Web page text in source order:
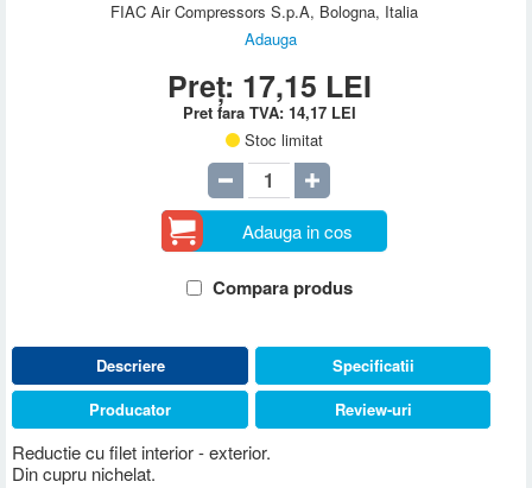
FIAC Air Compressors S.p.A, Bologna, Italia
Adauga
Preț: 17,15 LEI
Pret fara TVA: 14,17 LEI
Stoc limitat
Adauga in cos
Compara produs
Descriere
Reductie cu filet interior - exterior.
Din cupru nichelat.
Specificatii
Producator
Review-uri